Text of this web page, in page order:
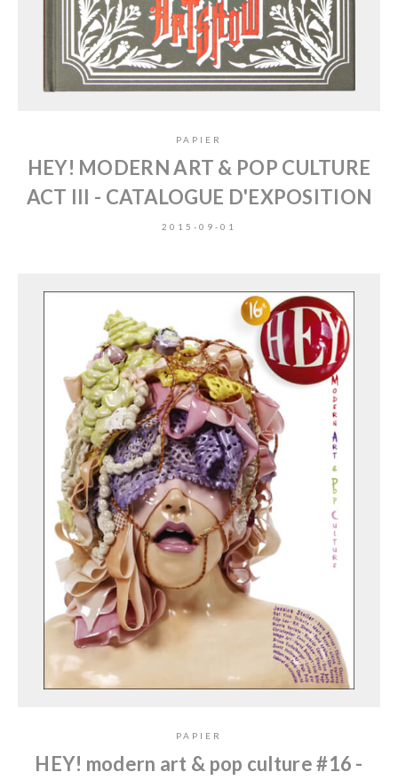
PAPIER
HEY! MODERN ART & POP CULTURE
ACT III - CATALOGUE D'EXPOSITION
2015-09-01
PAPIER
HEY! modern art & pop culture #16 -